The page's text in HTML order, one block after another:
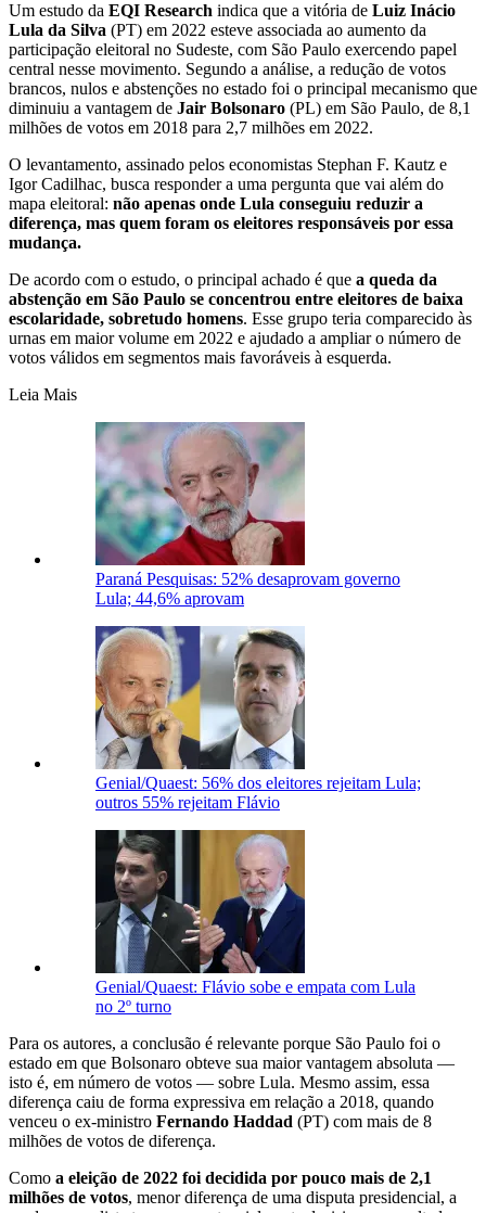
Um estudo da EQI Research indica que a vitória de Luiz Inácio
Lula da Silva (PT) em 2022 esteve associada ao aumento da
participação eleitoral no Sudeste, com São Paulo exercendo papel
central nesse movimento. Segundo a análise, a redução de votos
brancos, nulos e abstenções no estado foi o principal mecanismo que
diminuiu a vantagem de Jair Bolsonaro (PL) em São Paulo, de 8,1
milhões de votos em 2018 para 2,7 milhões em 2022.
O levantamento, assinado pelos economistas Stephan F. Kautz e
Igor Cadilhac, busca responder a uma pergunta que vai além do
mapa eleitoral: não apenas onde Lula conseguiu reduzir a
diferença, mas quem foram os eleitores responsáveis por essa
mudança.
De acordo com o estudo, o principal achado é que a queda da
abstenção em São Paulo se concentrou entre eleitores de baixa
escolaridade, sobretudo homens. Esse grupo teria comparecido às
urnas em maior volume em 2022 e ajudado a ampliar o número de
votos válidos em segmentos mais favoráveis à esquerda.
Leia Mais
Paraná Pesquisas: 52% desaprovam governo
Lula; 44,6% aprovam
Genial/Quaest: 56% dos eleitores rejeitam Lula;
outros 55% rejeitam Flávio
Genial/Quaest: Flávio sobe e empata com Lula
no 2º turno
Para os autores, a conclusão é relevante porque São Paulo foi o
estado em que Bolsonaro obteve sua maior vantagem absoluta —
isto é, em número de votos — sobre Lula. Mesmo assim, essa
diferença caiu de forma expressiva em relação a 2018, quando
venceu o ex-ministro Fernando Haddad (PT) com mais de 8
milhões de votos de diferença.
Como a eleição de 2022 foi decidida por pouco mais de 2,1
milhões de votos, menor diferença de uma disputa presidencial, a